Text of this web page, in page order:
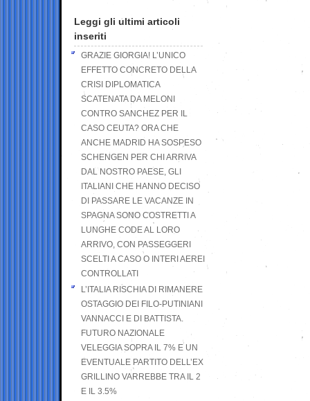
Leggi gli ultimi articoli
inseriti
GRAZIE GIORGIA! L’UNICO
EFFETTO CONCRETO DELLA
CRISI DIPLOMATICA
SCATENATA DA MELONI
CONTRO SANCHEZ PER IL
CASO CEUTA? ORA CHE
ANCHE MADRID HA SOSPESO
SCHENGEN PER CHI ARRIVA
DAL NOSTRO PAESE, GLI
ITALIANI CHE HANNO DECISO
DI PASSARE LE VACANZE IN
SPAGNA SONO COSTRETTI A
LUNGHE CODE AL LORO
ARRIVO, CON PASSEGGERI
SCELTI A CASO O INTERI AEREI
CONTROLLATI
L’ITALIA RISCHIA DI RIMANERE
OSTAGGIO DEI FILO-PUTINIANI
VANNACCI E DI BATTISTA.
FUTURO NAZIONALE
VELEGGIA SOPRA IL 7% E UN
EVENTUALE PARTITO DELL’EX
GRILLINO VARREBBE TRA IL 2
E IL 3.5%